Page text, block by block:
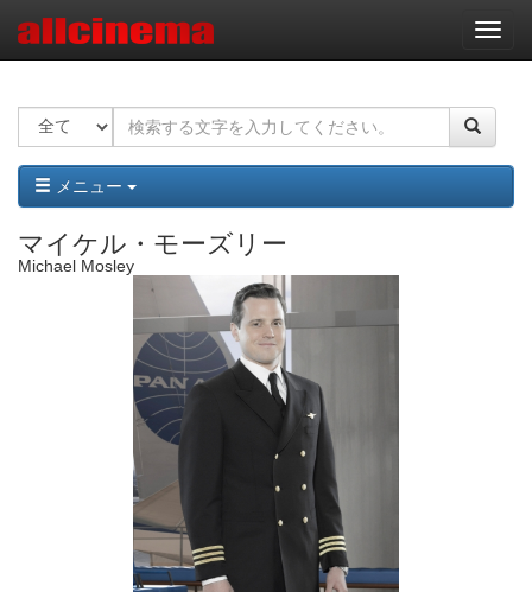
ナ
ビ
ー
ョ
ン
メニュー
マイケル・モーズリー
Michael Mosley